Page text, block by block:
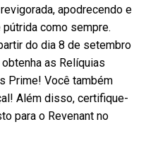
apodrecendo e
como sempre.
do dia 8 de setembro
as Relíquias
Prime! Você também
Além disso, certifique-
para o Revenant no